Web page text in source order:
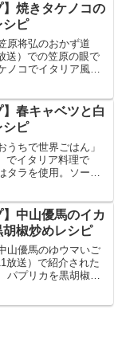
】焼きタケノコの
シピ
原将弘のおかず道
送）での笠原の眼で
ノコでイタリア風を
】春キャベツと白
シピ
ちで世界ごはん」
でイタリア料理で
タラを使用。ソース
】中山優馬のイカ
椒炒めレシピ
山優馬のゆウマいご
放送）で紹介された
パプリカを黒胡椒を